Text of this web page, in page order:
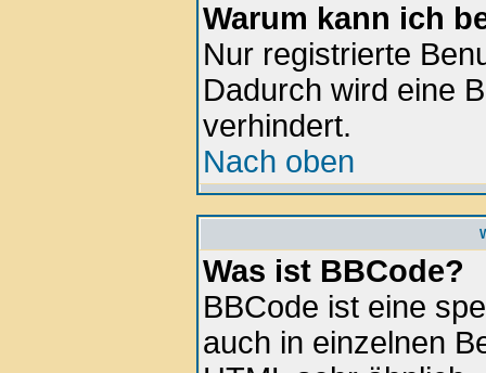
Warum kann ich
Nur registrierte
Dadurch wird eine
verhindert.
Nach oben
Was ist BBCode?
BBCode ist eine
auch in einzelnen